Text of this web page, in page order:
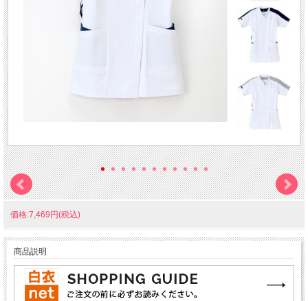
価格:7,469円(税込)
商品説明